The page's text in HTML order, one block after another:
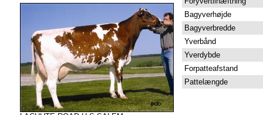
Bagyverhøjde
Bagyverbredde
Yverbånd
Yverdybde
Forpatteafstand
Pattelængde